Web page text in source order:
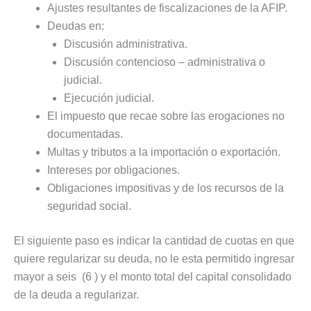
Ajustes resultantes de fiscalizaciones de la AFIP.
Deudas en:
Discusión administrativa.
Discusión contencioso – administrativa o
judicial.
Ejecución judicial.
El impuesto que recae sobre las erogaciones no
documentadas.
Multas y tributos a la importación o exportación.
Intereses por obligaciones.
Obligaciones impositivas y de los recursos de la
seguridad social.
El siguiente paso es indicar la cantidad de cuotas en que
quiere regularizar su deuda, no le esta permitido ingresar
mayor a seis (6 ) y el monto total del capital consolidado
de la deuda a regularizar.